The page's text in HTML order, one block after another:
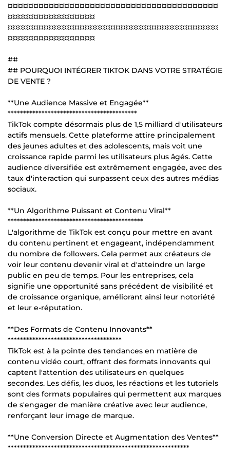
¤¤¤¤¤¤¤¤¤¤¤¤¤¤¤¤¤¤¤¤¤¤¤¤¤¤¤¤¤¤¤¤¤¤¤¤¤¤¤¤¤
¤¤¤¤¤¤¤¤¤¤¤¤¤¤¤¤¤
¤¤¤¤¤¤¤¤¤¤¤¤¤¤¤¤¤¤¤¤¤¤¤¤¤¤¤¤¤¤¤¤¤¤¤¤¤¤¤¤¤
¤¤¤¤¤¤¤¤¤¤¤¤¤¤¤¤¤
##
## POURQUOI INTÉGRER TIKTOK DANS VOTRE STRATÉGIE
DE VENTE ?
**Une Audience Massive et Engagée**
******************************************
TikTok compte désormais plus de 1,5 milliard d'utilisateurs
actifs mensuels. Cette plateforme attire principalement
des jeunes adultes et des adolescents, mais voit une
croissance rapide parmi les utilisateurs plus âgés. Cette
audience diversifiée est extrêmement engagée, avec des
taux d'interaction qui surpassent ceux des autres médias
sociaux.
**Un Algorithme Puissant et Contenu Viral**
********************************************
L'algorithme de TikTok est conçu pour mettre en avant
du contenu pertinent et engageant, indépendamment
du nombre de followers. Cela permet aux créateurs de
voir leur contenu devenir viral et d'atteindre un large
public en peu de temps. Pour les entreprises, cela
signifie une opportunité sans précédent de visibilité et
de croissance organique, améliorant ainsi leur notoriété
et leur e-réputation.
**Des Formats de Contenu Innovants**
*************************************
TikTok est à la pointe des tendances en matière de
contenu vidéo court, offrant des formats innovants qui
captent l'attention des utilisateurs en quelques
secondes. Les défis, les duos, les réactions et les tutoriels
sont des formats populaires qui permettent aux marques
de s'engager de manière créative avec leur audience,
renforçant leur image de marque.
**Une Conversion Directe et Augmentation des Ventes**
***********************************************************